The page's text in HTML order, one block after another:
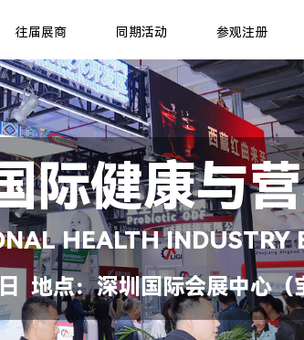
往届展商 同期活动 参观注册
际健康与
HEALTH INDUSTRY
点：深圳国际会展中心（